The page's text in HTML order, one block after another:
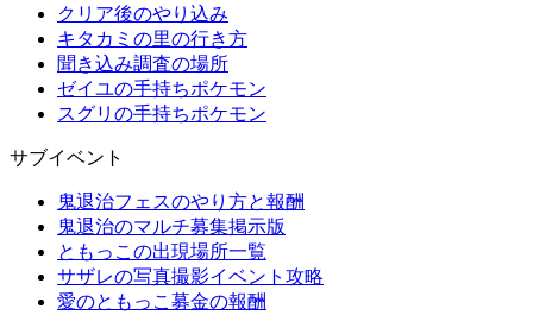
クリア後のやり込み
キタカミの里の行き方
聞き込み調査の場所
ゼイユの手持ちポケモン
スグリの手持ちポケモン
サブイベント
鬼退治フェスのやり方と報酬
鬼退治のマルチ募集掲示版
ともっこの出現場所一覧
サザレの写真撮影イベント攻略
愛のともっこ募金の報酬